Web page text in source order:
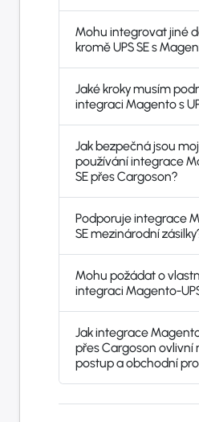
Mohu integrovat jiné
kromě UPS SE s
Jaké kroky musím
integraci Magento s
Jak bezpečná jsou
používání integrace
SE přes Cargoson?
Podporuje integrace
SE mezinárodní
Mohu požádat o
integraci Magento-
Jak integrace
přes Cargoson ovlivní
postup a obchodní